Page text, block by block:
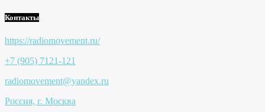
Контакты
https://radiomovement.ru/
+7 (905) 7121-121
radiomovement@yandex.ru
Россия, г. Москва